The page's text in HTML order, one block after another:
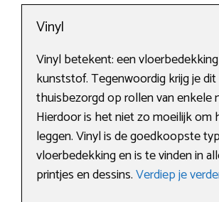
Vinyl
Vinyl betekent: een
kunststof. Tegenwoordig krijg je dit
thuisbezorgd op rollen van enkele
Hierdoor is het niet zo moeilijk om
leggen. Vinyl is de goedkoopste
vloerbedekking en is te vinden in
printjes en dessins.Verdiep je